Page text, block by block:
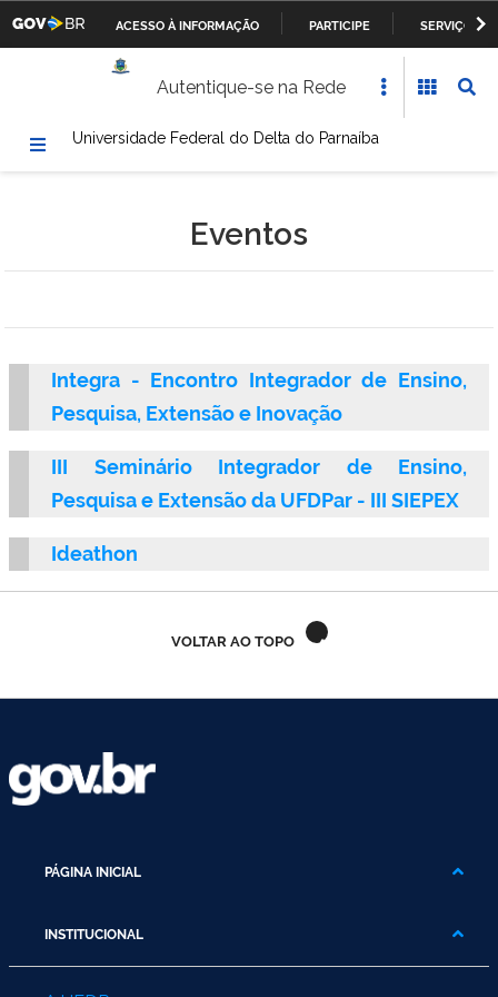
PARA
CONTEÚDO
ACESSO À INFORMAÇÃO PARTICIPE
SERVIÇOS
Ministério da Defesa
Ministério da Agricultura, Pecuária e Abastecimento
Ministério da Educação
Ministério da Cultura
Ministério do Planejamento, Desenvolvimento e Gestão
Autentique-se na Rede
Universidade Federal do Delta do Parnaíba
Eventos
Integra - Encontro Integrador de Ensino,
Pesquisa, Extensão e Inovação
III Seminário Integrador de Ensino,
Pesquisa e Extensão da UFDPar - III SIEPEX
Ideathon
VOLTAR AO TOPO
PÁGINA INICIAL
INSTITUCIONAL